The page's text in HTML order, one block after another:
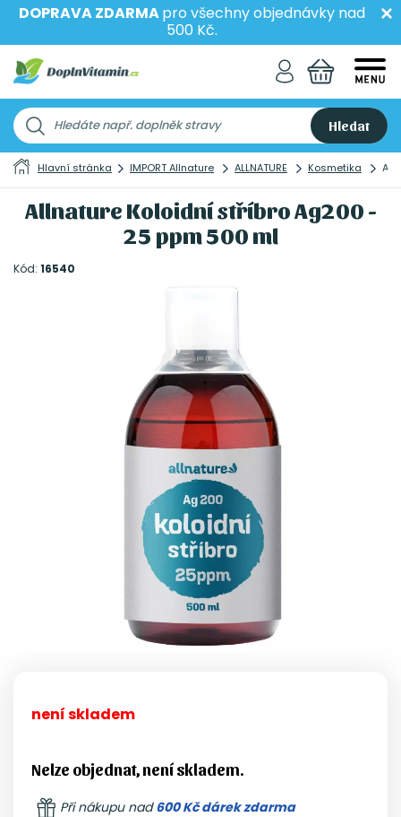
DOPRAVA ZDARMApro všechny objednávky nad
500 Kč.
Hledat
Hlavní stránka IMPORT Allnature ALLNATURE Kosmetika
Allnature Koloidní stříbro Ag200 -
25 ppm 500 ml
Kód: 16540
není skladem
Nelze objednat, není skladem.
Při nákupu nad600 Kč dárek zdarma